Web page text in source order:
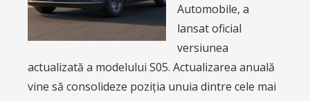
Automobile, a
lansat oficial
versiunea
actualizată a modelului S05. Actualizarea anuală
vine să consolideze poziția unuia dintre cele mai